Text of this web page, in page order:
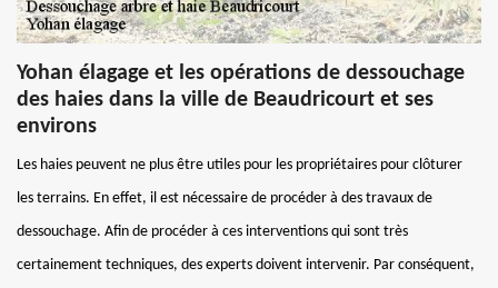
Yohan élagage et les opérations de dessouchage
des haies dans la ville de Beaudricourt et ses
environs
Les haies peuvent ne plus être utiles pour les propriétaires pour clôturer
les terrains. En effet, il est nécessaire de procéder à des travaux de
dessouchage. Afin de procéder à ces interventions qui sont très
certainement techniques, des experts doivent intervenir. Par conséquent,